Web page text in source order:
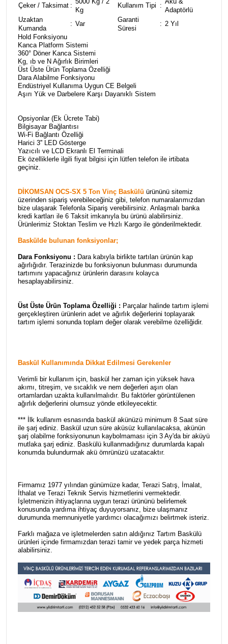
Çeker / Taksimat :
Kg
Kullanım Tipi :
Adaptörlü
Uzaktan
Kumanda
: Var
Garanti
Süresi
: 2 Yıl
Hold Fonksiyonu
Kanca Platform Sistemi
360° Döner Kanca Sistemi
Kg, ıb ve N Ağırlık Birimleri
Üst Üste Ürün Toplama Özelliği
Dara Alabilme Fonksiyonu
Endüstriyel Kullanıma Uygun CE Belgeli
Aşırı Yük ve Darbelere Karşı Dayanıklı Sistem
Opsiyonlar (Ek Ücrete Tabi)
Bilgisayar Bağlantısı
Wi-Fi Bağlantı Özelliği
Harici 3'' LED Gösterge
Yazıcılı ve LCD Ekranlı El Terminali
Ek özelliklerle ilgili fiyat bilgisi için lütfen telefon ile irtibata
geçiniz.
DİKOMSAN OCS-SX 5 Ton Vinç Baskülü ürününü sitemiz
üzerinden sipariş verebileceğiniz gibi, telefon numaralarımızdan
bize ulaşarak Telefonla Sipariş verebilirsiniz. Anlaşmalı banka
kredi kartları ile 6 Taksit imkanıyla bu ürünü alabilirsiniz.
Ürünlerimiz Stoktan Teslim ve Hızlı Kargo ile gönderilmektedir.
Baskülde bulunan fonksiyonlar;
Dara Fonksiyonu : Dara kabıyla birlikte tartılan ürünün kap
ağırlığıdır. Terazinizde bu fonksiyonun bulunması durumunda
tartımını yapacağınız ürünlerin darasını kolayca
hesaplayabilirsiniz.
Üst Üste Ürün Toplama Özelliği : Parçalar halinde tartım işlemi
gerçekleştiren ürünlerin adet ve ağırlık değerlerini toplayarak
tartım işlemi sonunda toplam değer olarak verebilme özelliğidir.
Baskül Kullanımında Dikkat Edilmesi Gerekenler
Verimli bir kullanım için, baskül her zaman için yüksek hava
akımı, titreşim, ve sıcaklık ve nem değerleri aşırı olan
ortamlardan uzakta kullanılmalıdır. Bu faktörler görüntülenen
ağırlık değerlerini olumsuz yönde etkileyecektir.
*** İlk kullanım esnasında baskül akünüzü minimum 8 Saat süre
ile şarj ediniz. Baskül uzun süre aküsüz kullanılacaksa, akünün
şarj olabilme fonksiyonunun kaybolmaması için 3 Ay'da bir aküyü
mutlaka şarj ediniz. Baskülü kullanmadığınız durumlarda kapalı
konumda bulundurmak akü ömrünüzü uzatacaktır.
Firmamız 1977 yılından günümüze kadar, Terazi Satış, İmalat,
İthalat ve Terazi Teknik Servis hizmetlerini vermektedir.
İşletmenizin ihtiyaçlarına uygun terazi ürününü belirlemek
konusunda yardıma ihtiyaç duyuyorsanız, bize ulaşmanız
durumunda memnuniyetle yardımcı olacağımızı belirtmek isteriz.
Farklı mağaza ve işletmelerden satın aldığınız Tartım Baskülü
ürünleri içinde firmamızdan terazi tamir ve yedek parça hizmeti
alabilirsiniz.